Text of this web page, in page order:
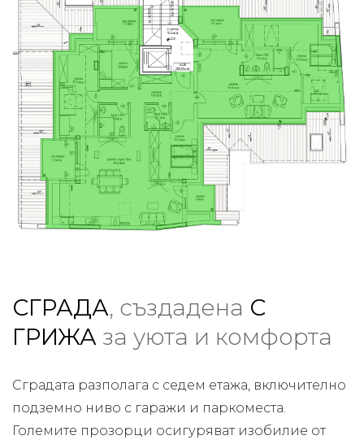
СГРАДА, създадена С
ГРИЖА за уюта и комфорта
Сградата разполага с седем етажа, включително
подземно ниво с гаражи и паркоместа.
Големите прозорци осигуряват изобилие от